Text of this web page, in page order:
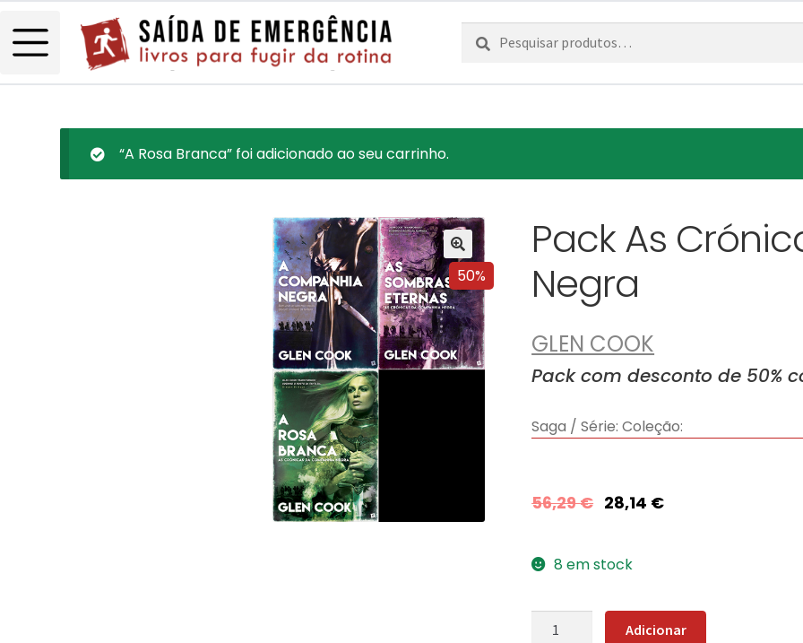
Pesquisar
por:
Pesquisa
“A Rosa Branca” foi adicionado ao seu carrinho.
50%
Pack As
Negra
GLEN COOK
Pack com desconto de 50%
Saga / Série: Coleção:
56,29€ 28,14 €
8 em stock
Quantidade
Adicionar